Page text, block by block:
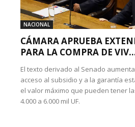
NACIONAL
CÁMARA APRUEBA
PARA LA COMPRA DE
El texto derivado al Senado
acceso al subsidio y a la garantía
el valor máximo que pueden tener
4.000 a 6.000 mil UF.